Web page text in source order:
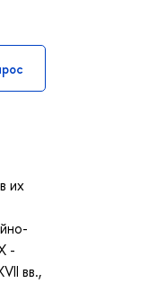
их
-
вв.,